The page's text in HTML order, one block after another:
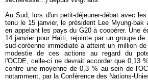
Au Sud, lors d'un petit-déjeuner-débat avec
tenu le 15 janvier, le président Lee Myung-
en appelant les pays du G20 à coopérer. Une
14 janvier pour Haïti, rejointe par un groupe
sud-coréenne immédiate a atteint un million
modestie de ces actions au regard du
l'OCDE, celle-ci ne devrait accorder que 0,13
contre une moyenne de 0,3 % au sein de
notamment, par la Conférence des Nations-